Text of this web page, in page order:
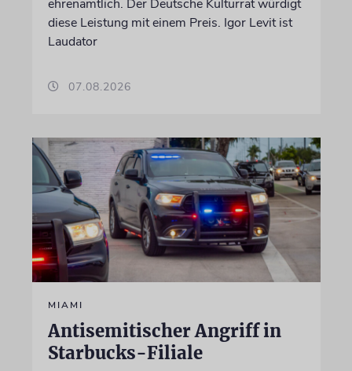
ehrenamtlich. Der Deutsche Kulturrat würdigt
diese Leistung mit einem Preis. Igor Levit ist
Laudator
07.08.2026
MIAMI
Antisemitischer Angriff in
Starbucks-Filiale